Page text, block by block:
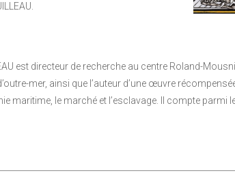
est directeur de recherche au centre Roland-
mer, ainsi que l’auteur d’une œuvre
maritime, le marché et l’esclavage. Il compte parmi